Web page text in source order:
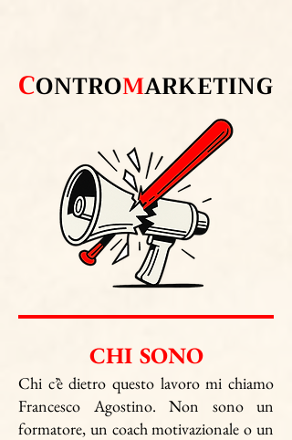
CONTROMARKETING
CHI SONO
Chi c’è dietro questo lavoro mi chiamo
Francesco Agostino. Non sono un
formatore, un coach motivazionale o un